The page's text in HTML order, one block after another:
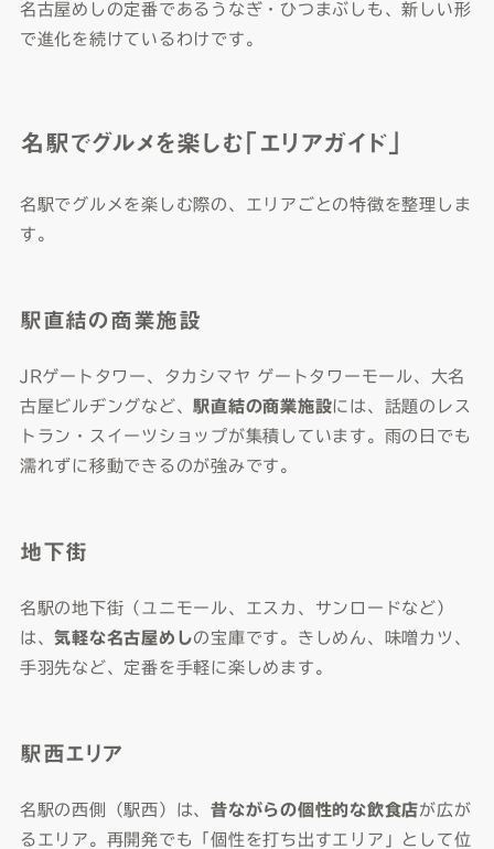
名古屋めしの定番であるうなぎ・ひつまぶしも、新しい形
で進化を続けているわけです。
名駅でグルメを楽しむ「エリアガイド」
名駅でグルメを楽しむ際の、エリアごとの特徴を整理しま
す。
駅直結の商業施設
JRゲートタワー、タカシマヤ ゲートタワーモール、大名
古屋ビルヂングなど、駅直結の商業施設には、話題のレス
トラン・スイーツショップが集積しています。雨の日でも
濡れずに移動できるのが強みです。
地下街
名駅の地下街（ユニモール、エスカ、サンロードなど）
は、気軽な名古屋めしの宝庫です。きしめん、味噌カツ、
手羽先など、定番を手軽に楽しめます。
駅西エリア
名駅の西側（駅西）は、昔ながらの個性的な飲食店が広が
るエリア。再開発でも「個性を打ち出すエリア」として位